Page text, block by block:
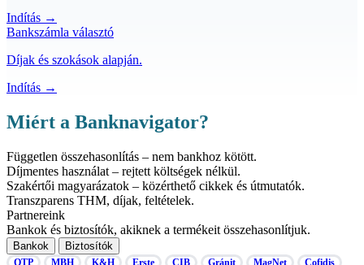
Indítás →
Bankszámla választó
Díjak és szokások alapján.
Indítás →
Miért a Banknavigator?
Független összehasonlítás – nem bankhoz kötött.
Díjmentes használat – rejtett költségek nélkül.
Szakértői magyarázatok – közérthető cikkek és útmutatók.
Transzparens THM, díjak, feltételek.
Partnereink
Bankok és biztosítók, akiknek a termékeit összehasonlítjuk.
Bankok Biztosítók
OTP MBH K&H Erste CIB Gránit MagNet
Cofidis